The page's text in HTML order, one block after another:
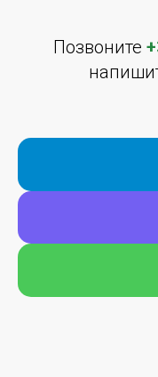
Позвоните